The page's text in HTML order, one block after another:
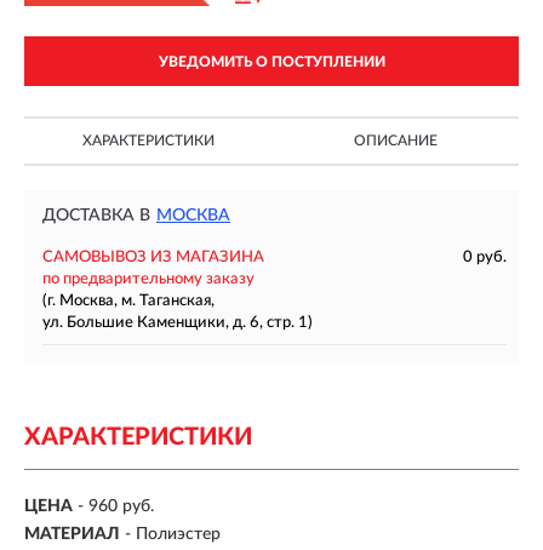
УВЕДОМИТЬ О ПОСТУПЛЕНИИ
ХАРАКТЕРИСТИКИ ОПИСАНИЕ
ДОСТАВКА В МОСКВА
САМОВЫВОЗ ИЗ МАГАЗИНА
0 руб.
по предварительному заказу
(г. Москва, м. Таганская,
ул. Большие Каменщики, д. 6, стр. 1)
ХАРАКТЕРИСТИКИ
ЦЕНА - 960 руб.
МАТЕРИАЛ - Полиэстер